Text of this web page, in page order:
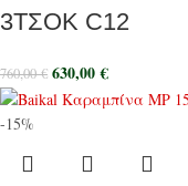
3ΤΣΟΚ C12
760,00€ 630,00€
-15%